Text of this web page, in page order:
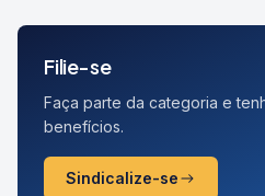
Filie-se
Faça parte da categoria e
benefícios.
Sindicalize-se